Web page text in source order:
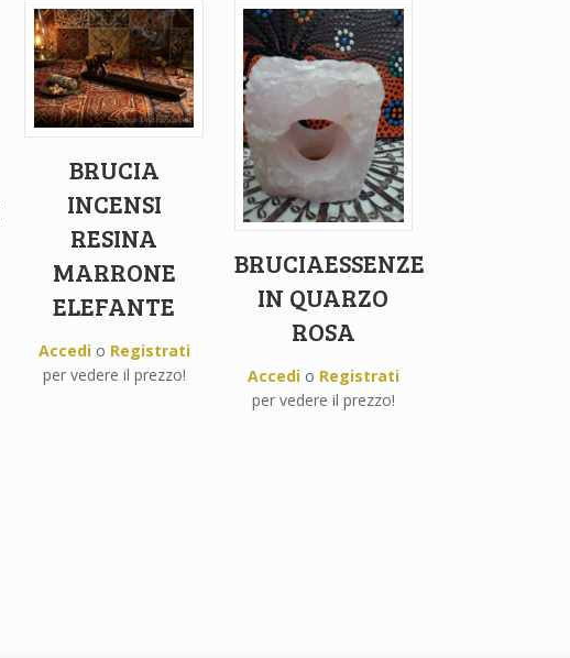
BRUCIA
INCENSI
RESINA
MARRONE
ELEFANTE
Accedio Registrati
per vedere il prezzo!
BRUCIAESSENZE
IN QUARZO
ROSA
Accedio Registrati
per vedere il prezzo!